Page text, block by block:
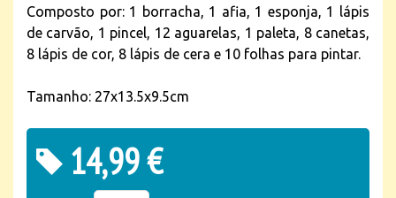
Composto por: 1 borracha, 1 afia, 1 esponja, 1 lápis
de carvão, 1 pincel, 12 aguarelas, 1 paleta, 8 canetas,
8 lápis de cor, 8 lápis de cera e 10 folhas para pintar.
Tamanho: 27x13.5x9.5cm
14,99 €